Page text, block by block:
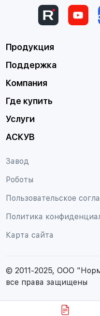
Продукция
Поддержка
Компания
Где купить
Услуги
АСКУВ
© 2011-2025, ООО
все права защищены
Завод
Роботы
Пользовательское
Политика
Карта сайта